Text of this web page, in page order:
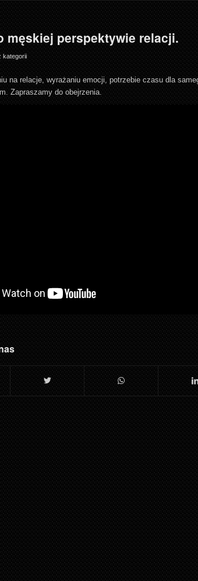
męskiej perspektywie relacji.
kategorii
na relacje, wyrażaniu emocji, potrzebie czasu dla
Zapraszamy do obejrzenia.